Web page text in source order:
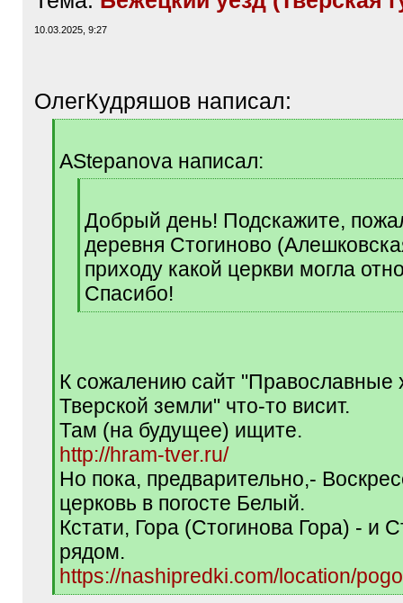
10.03.2025, 9:27
ОлегКудряшов написал:
]AStepanova написал:
]Добрый день! Подскажите,
деревня Стогиново
приходу какой церкви могла
Спасибо!
[
К сожалению сайт "Православные
Тверской земли" что-то висит.
Там (на будущее) ищите.
http://hram-tver.ru/
Но пока, предварительно,-
церковь в погосте Белый.
Кстати, Гора (Стогинова Гора) - и
рядом.
https://nashipredki.com/location/
[